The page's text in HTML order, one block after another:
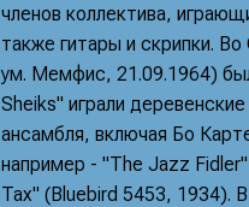
членов коллектива,
также гитары и скрипки.
ум. Мемфис, 21.09.1964)
Sheiks" играли
ансамбля, включая Бо
например - "The Jazz
Tax" (Bluebird 5453, 1934).